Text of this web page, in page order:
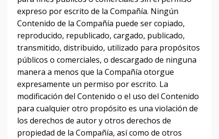
expreso por escrito de la Compañía. Ningún
Contenido de la Compañía puede ser copiado,
reproducido, republicado, cargado, publicado,
transmitido, distribuido, utilizado para propósitos
públicos o comerciales, o descargado de ninguna
manera a menos que la Compañía otorgue
expresamente un permiso por escrito. La
modificación del Contenido o el uso del Contenido
para cualquier otro propósito es una violación de
los derechos de autor y otros derechos de
propiedad de la Compañía, así como de otros